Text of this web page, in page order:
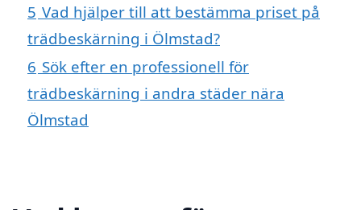
5 Vad hjälper till att bestämma priset på
trädbeskärning i Ölmstad?
6 Sök efter en professionell för
trädbeskärning i andra städer nära
Ölmstad